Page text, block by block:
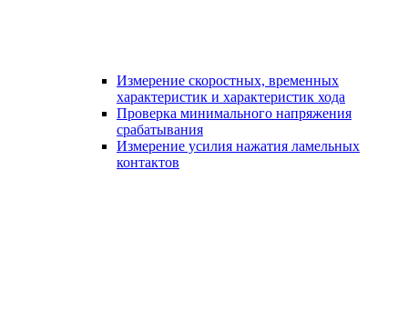
Измерение скоростных, временных
характеристик и характеристик хода
Проверка минимального напряжения
срабатывания
Измерение усилия нажатия ламельных
контактов